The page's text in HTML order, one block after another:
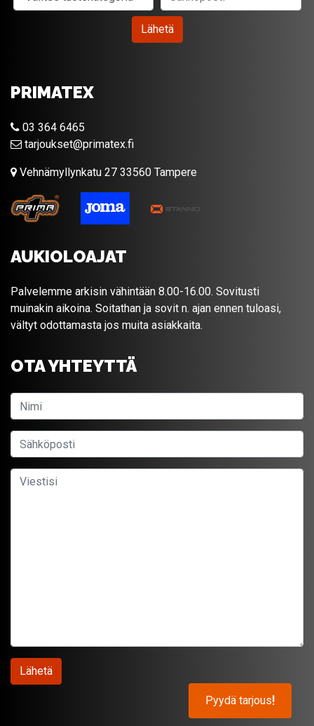
Lähetä
PRIMATEX
03 364 6465
tarjoukset@primatex.fi
Vehnämyllynkatu 27 33560 Tampere
AUKIOLOAJAT
Palvelemme arkisin vähintään 8.00-16.00. Sovitusti
muinakin aikoina. Soitathan ja sovit n. ajan ennen tuloasi,
vältyt odottamasta jos muita asiakkaita.
OTA YHTEYTTÄ
Pyydä tarjous!